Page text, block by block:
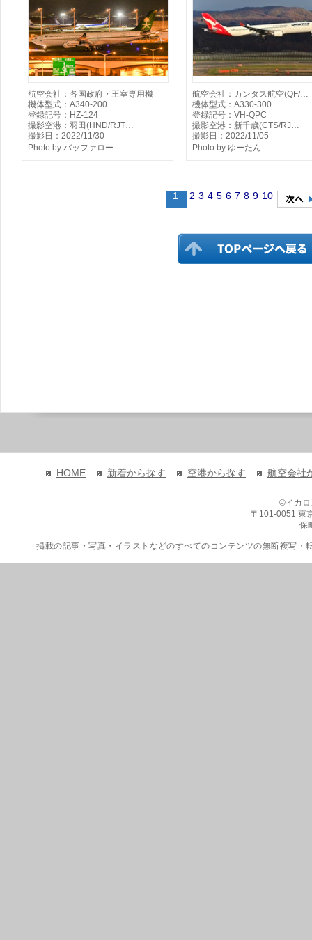
航空会社：各国政府・王室専用機
機体型式：A340-200
登録記号：HZ-124
撮影空港：羽田(HND/RJT…
撮影日：2022/11/30
Photo by バッファロー
航空会社：カンタス航空(QF/…
機体型式：A330-300
登録記号：VH-QPC
撮影空港：新千歳(CTS/RJ…
撮影日：2022/11/05
Photo by ゆーたん
1 2 3 4 5 6 7 8 9 10
HOME 新着から探す 空港から探す 航空会社
©イカ
〒101-0051 東
保
掲載の記事・写真・イラストなどのすべてのコンテンツの無断複